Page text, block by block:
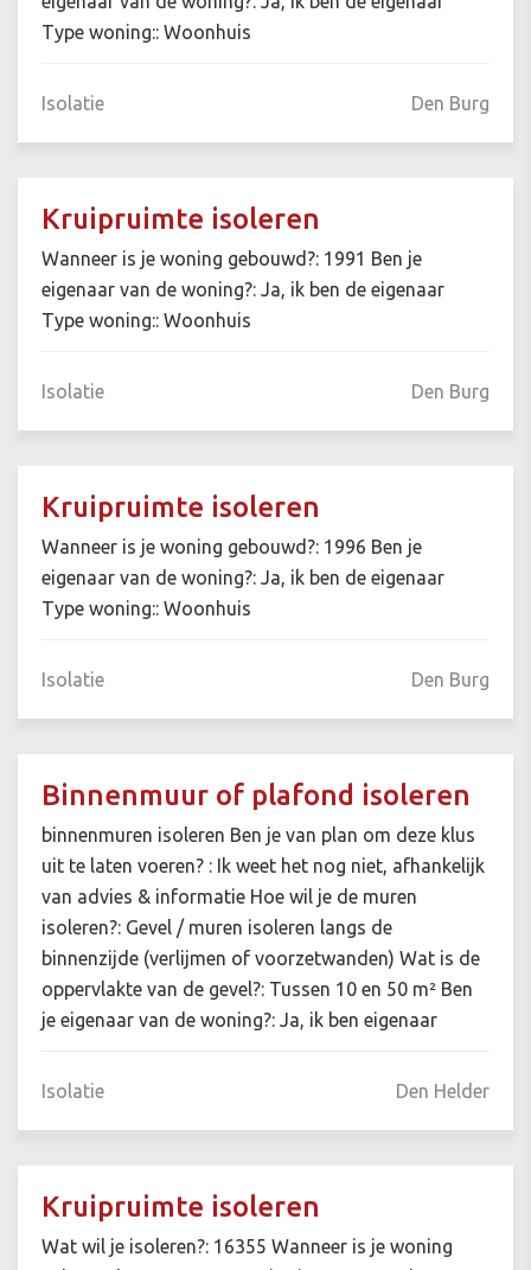
Type woning:: Woonhuis
Isolatie Den Burg
Kruipruimte isoleren
Wanneer is je woning gebouwd?: 1991 Ben je
eigenaar van de woning?: Ja, ik ben de eigenaar
Type woning:: Woonhuis
Isolatie Den Burg
Kruipruimte isoleren
Wanneer is je woning gebouwd?: 1996 Ben je
eigenaar van de woning?: Ja, ik ben de eigenaar
Type woning:: Woonhuis
Isolatie Den Burg
Binnenmuur of plafond isoleren
binnenmuren isoleren Ben je van plan om deze klus
uit te laten voeren? : Ik weet het nog niet, afhankelijk
van advies & informatie Hoe wil je de muren
isoleren?: Gevel / muren isoleren langs de
binnenzijde (verlijmen of voorzetwanden) Wat is de
oppervlakte van de gevel?: Tussen 10 en 50 m² Ben
je eigenaar van de woning?: Ja, ik ben eigenaar
Isolatie Den Helder
Kruipruimte isoleren
Wat wil je isoleren?: 16355 Wanneer is je woning